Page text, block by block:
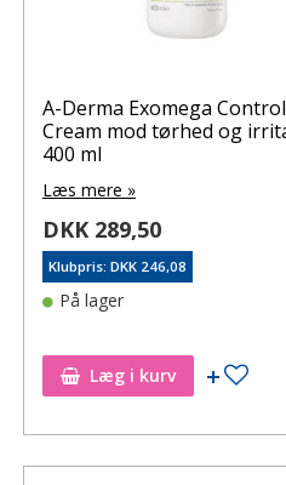
A-Derma Exomega Control
Cream mod tørhed og
400 ml
Læs mere »
DKK 289,50
Klubpris: DKK 246,08
På lager
Læg i kurv